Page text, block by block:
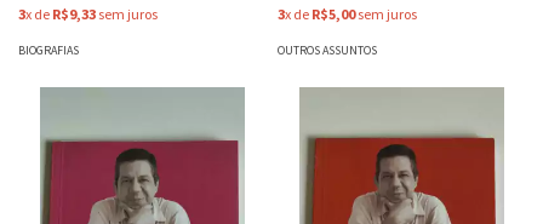
3x de R$9,33 sem juros
BIOGRAFIAS
3x de R$5,00sem juros
OUTROS ASSUNTOS